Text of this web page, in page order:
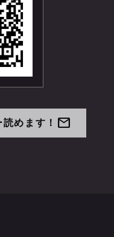
めます！ mail